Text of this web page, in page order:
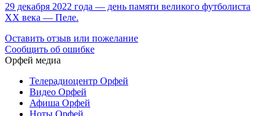
29 декабря 2022 года — день памяти великого футболиста
ХХ века — Пеле.
Оставить отзыв или пожелание
Сообщить об ошибке
Орфей медиа
Телерадиоцентр Орфей
Видео Орфей
Афиша Орфей
Ноты Орфей